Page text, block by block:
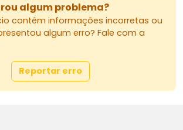
algum problema?
contém informações incorretas ou
algum erro? Fale com a
Reportar erro